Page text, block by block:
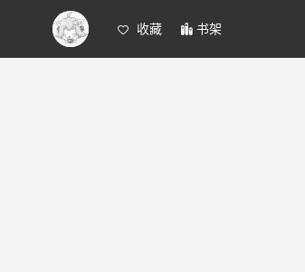
收藏 书架